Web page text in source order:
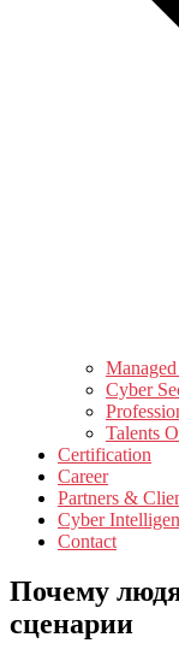
Cyber
Talents
Certification
Career
Partners &
Cyber
Contact
Почему
сценарии